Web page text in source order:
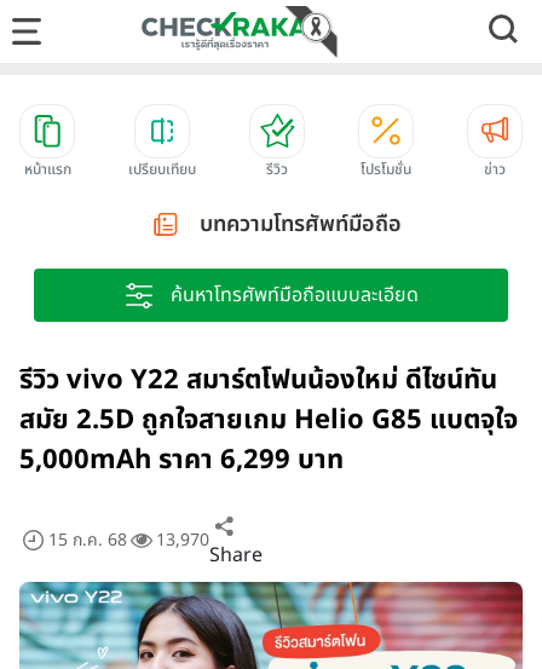
หน้าแรก เปรียบเทียบ รีวิว โปรโมชั่น ข่าว
บทความโทรศัพท์มือถือ
ค้นหาโทรศัพท์มือถือแบบละเอียด
รีวิว vivo Y22 สมาร์ตโฟนน้องใหม่ ดีไซน์ทัน
สมัย 2.5D ถูกใจสายเกม Helio G85 แบตจุใจ
5,000mAh ราคา 6,299 บาท
15 ก.ค. 68 13,970Share